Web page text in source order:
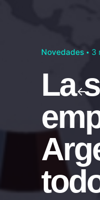
Novedades 3
La